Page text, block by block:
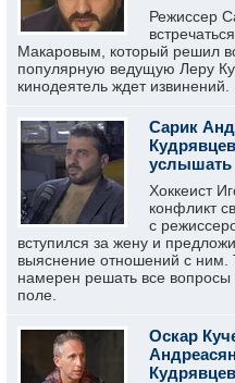
Режиссер
Макаровым, который решил
популярную ведущую Леру
кинодеятель ждет извинений.
Сарик
услышать
Хоккеист
конфликт
с
вступился за жену и
выяснение отношений с ним.
намерен решать все
поле.
Оскар